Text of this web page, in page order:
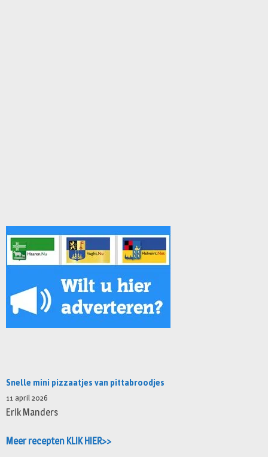
Snelle mini pizzaatjes van pittabroodjes
11 april 2026
Erik Manders
Meer recepten KLIK HIER>>